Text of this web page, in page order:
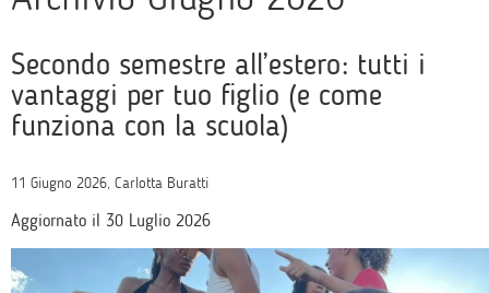
Secondo semestre all’estero: tutti i
vantaggi per tuo figlio (e come
funziona con la scuola)
11 Giugno 2026, Carlotta Buratti
Aggiornato il 30 Luglio 2026